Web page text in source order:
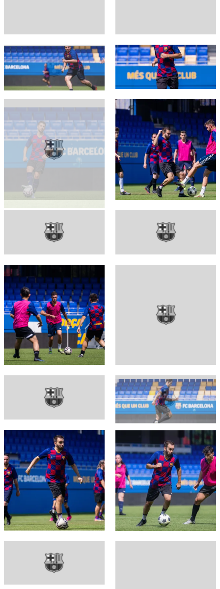
FC Barcelona club badge
FC Barcelona club badge
FC Barcelona club badge
FC Barcelona club badge
FC Barcelona club badge
FC Barcelona club badge
FC Barcelona club badge